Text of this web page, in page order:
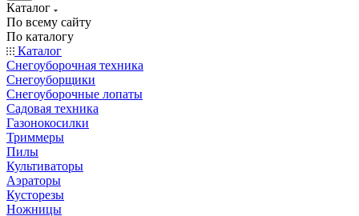
Каталог
По всему сайту
По каталогу
Каталог
Снегоуборочная техника
Снегоуборщики
Снегоуборочные лопаты
Садовая техника
Газонокосилки
Триммеры
Пилы
Культиваторы
Аэраторы
Кусторезы
Ножницы